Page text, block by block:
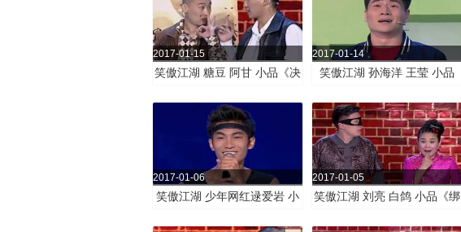
笑傲江湖 糖豆 阿甘 小品《决
2017-01-15
笑傲江湖 孙海洋 王莹 小品
2017-01-14
笑傲江湖 少年网红逯爱岩 小
2017-01-06
笑傲江湖 刘亮 白鸽 小品《绑
2017-01-05